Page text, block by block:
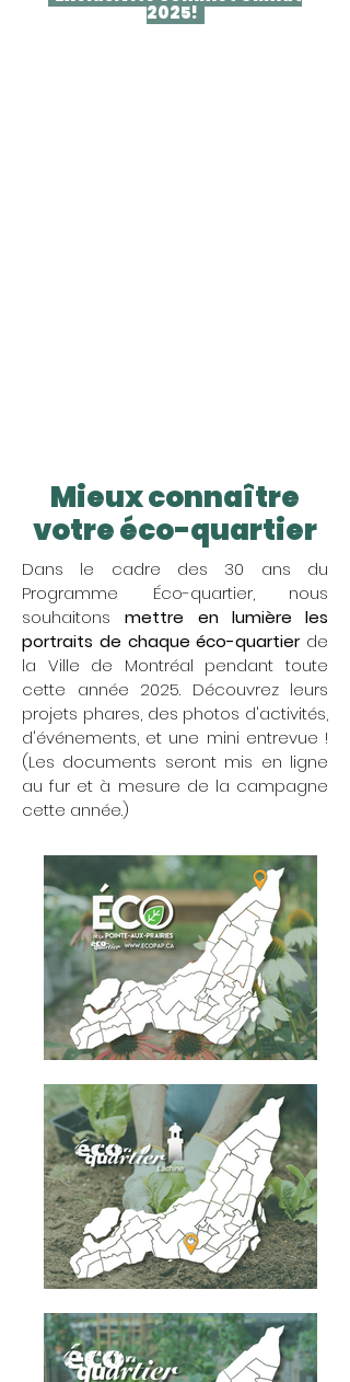
2025!
Mieux connaître
votre éco-quartier
Dans le cadre des 30 ans du
Programme Éco-quartier, nous
souhaitons
mettre en lumière les
portraits de chaque éco-quartierde
la Ville de Montréal pendant toute
cette année 2025. Découvrez leurs
projets phares, des photos d'activités,
d'événements, et une mini entrevue !
(Les documents seront mis en ligne
au fur et à mesure de la campagne
cette année.)